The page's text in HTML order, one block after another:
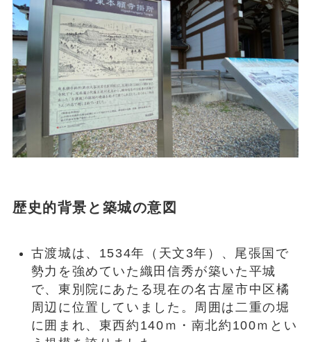
歴史的背景と築城の意図
古渡城は、1534年（天文3年）、尾張国で
勢力を強めていた織田信秀が築いた平城
で、東別院にあたる現在の名古屋市中区橘
周辺に位置していました。周囲は二重の堀
に囲まれ、東西約140ｍ・南北約100ｍとい